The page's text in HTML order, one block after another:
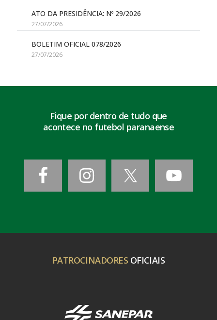
ATO DA PRESIDÊNCIA: Nº 29/2026
27/07/2026
BOLETIM OFICIAL 078/2026
27/07/2026
Fique por dentro de tudo que
acontece no futebol paranaense
PATROCINADORES OFICIAIS